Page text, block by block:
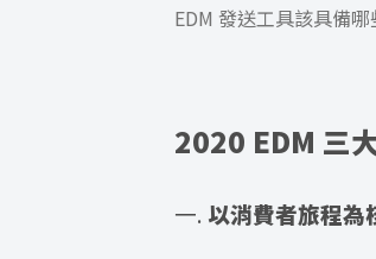
EDM 發送工具該具備哪
2020 EDM 三
一. 以消費者旅程為